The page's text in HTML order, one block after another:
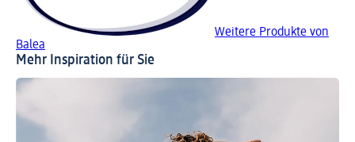
Weitere Produkte von
Balea
Mehr Inspiration für Sie